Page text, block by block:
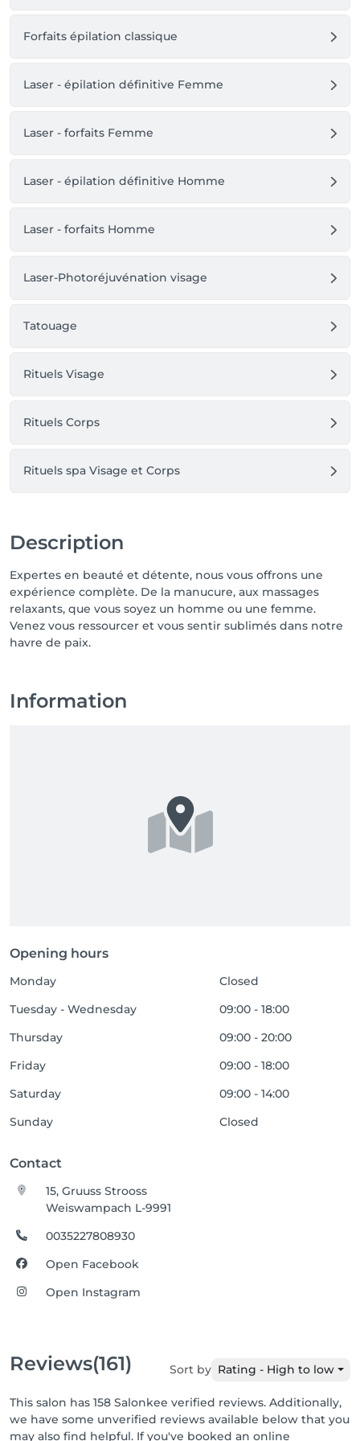
passion et engagement 🤍
Forfaits épilation classique
Laser - épilation définitive Femme
Laser - forfaits Femme
Laser - épilation définitive Homme
Laser - forfaits Homme
Laser-Photoréjuvénation visage
Tatouage
Rituels Visage
Rituels Corps
Rituels spa Visage et Corps
Description
Expertes en beauté et détente, nous vous offrons une
expérience complète. De la manucure, aux massages
relaxants, que vous soyez un homme ou une femme.
Venez vous ressourcer et vous sentir sublimés dans notre
havre de paix.
Information
Opening hours
Monday
Closed
Tuesday - Wednesday
09:00 - 18:00
Thursday
09:00 - 20:00
Friday
09:00 - 18:00
Saturday
09:00 - 14:00
Sunday
Closed
Contact
15, Gruuss Strooss
Weiswampach L-9991
0035227808930
Open Facebook
Open Instagram
Reviews(161) Sort by Rating - High to low
This salon has 158 Salonkee verified reviews. Additionally,
we have some unverified reviews available below that you
may also find helpful. If you've booked an online